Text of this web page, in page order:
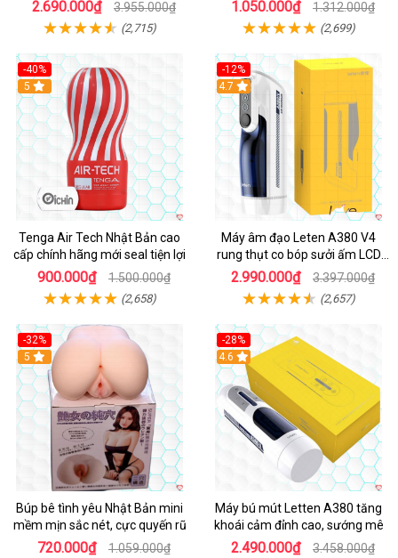
2.690.000₫ 3.955.000₫
(2,715)
1.050.000₫ 1.312.000₫
(2,699)
-40%
Hot
5
Tenga Air Tech Nhật Bản cao
cấp chính hãng mới seal tiện lợi
900.000₫ 1.500.000₫
(2,658)
-12%
Hot
4.7
Máy âm đạo Leten A380 V4
rung thụt co bóp sưởi ấm LCD
đẹp
2.990.000₫ 3.397.000₫
(2,657)
-32%
Hot
5
Búp bê tình yêu Nhật Bản mini
mềm mịn sắc nét, cực quyến rũ
720.000₫ 1.059.000₫
-28%
Hot
4.6
Máy bú mút Letten A380 tăng
khoái cảm đỉnh cao, sướng mê
2.490.000₫ 3.458.000₫